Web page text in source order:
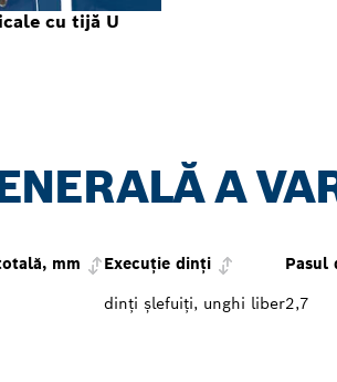
cu tijă U
A
mm Execuţie dinţi Pasul
dinţi şlefuiţi, unghi liber2,7